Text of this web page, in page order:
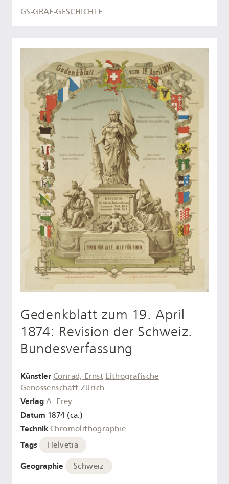
GS-GRAF-GESCHICHTE
Gedenkblatt zum 19. April
1874: Revision der Schweiz.
Bundesverfassung
Künstler Conrad, Ernst Lithografische
Genossenschaft Zürich
Verlag A. Frey
Datum 1874 (ca.)
Technik Chromolithographie
Tags Helvetia
Geographie Schweiz